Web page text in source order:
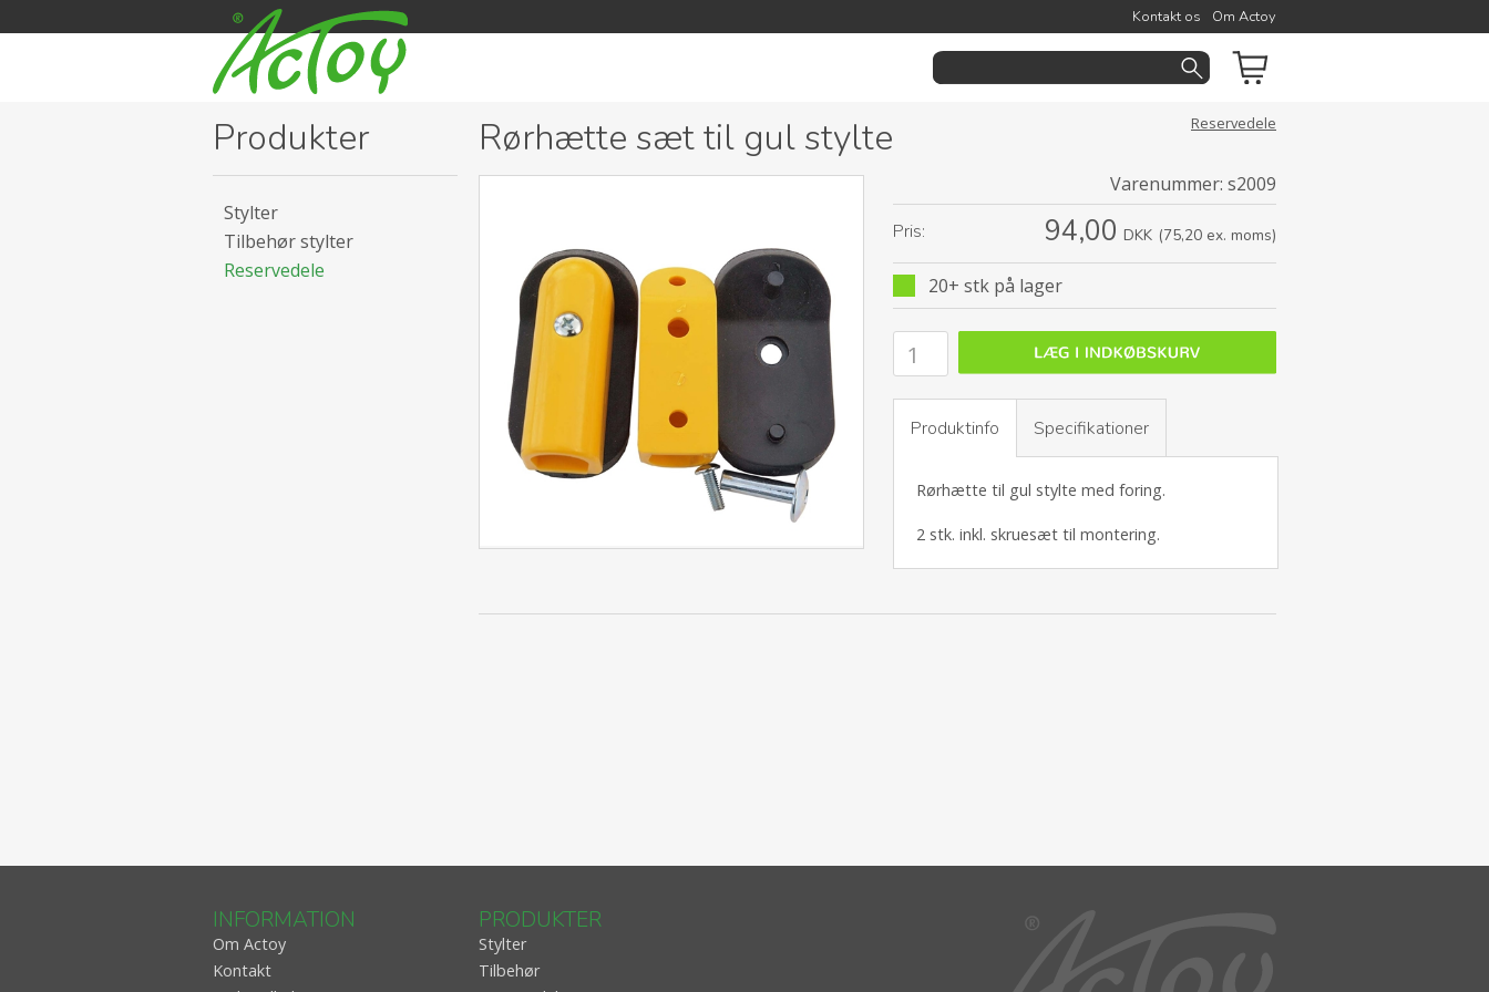
Om Actoy
Kontakt os
Produkter
Stylter
Tilbehør stylter
Reservedele
Reservedele
Rørhætte sæt til gul stylte
Varenummer: s2009
Pris:
94,00 DKK (75,20 ex. moms)
20+ stk på lager
Produktinfo Specifikationer
Rørhætte til gul stylte med foring.
2 stk. inkl. skruesæt til montering.
INFORMATION
Om Actoy
Kontakt
PRODUKTER
Stylter
Tilbehør